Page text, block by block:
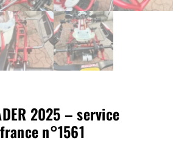
2025 – service
n°1561